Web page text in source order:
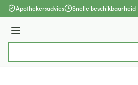
Ga naar de inhoud
Apothekersadvies Snelle beschikbaarheid
Menu
Product, merk, categorie...